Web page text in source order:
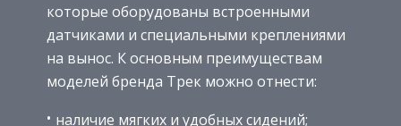
которые оборудованы встроенными
датчиками и специальными креплениями
на вынос. К основным преимуществам
моделей бренда Трек можно отнести:
наличие мягких и удобных сидений;